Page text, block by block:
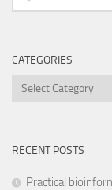
for:
CATEGORIES
Categories
RECENT POSTS
Practical